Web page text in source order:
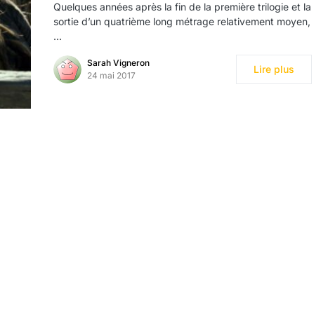
Quelques années après la fin de la première trilogie et la
sortie d’un quatrième long métrage relativement moyen,
…
Sarah Vigneron
24 mai 2017
Lire plus